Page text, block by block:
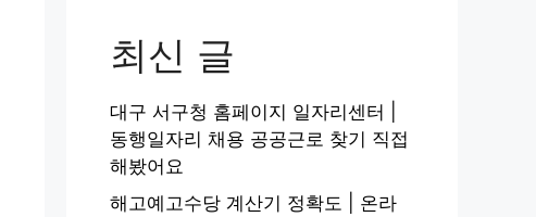
최신 글
대구 서구청 홈페이지 일자리센터 |
동행일자리 채용 공공근로 찾기 직접
해봤어요
해고예고수당 계산기 정확도 | 온라